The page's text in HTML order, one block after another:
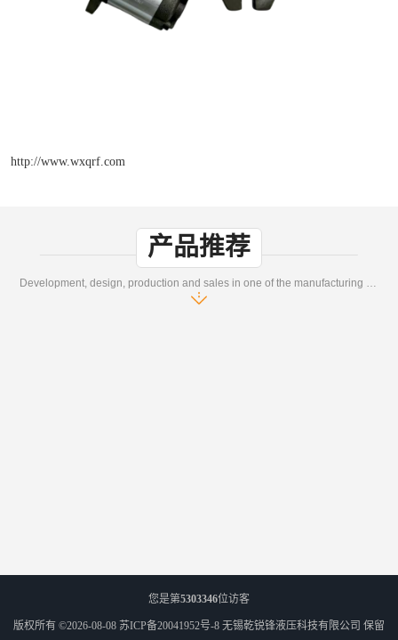
http://www.wxqrf.com
产品推荐
您是第5303346位访客
版权所有 ©2026-08-08 苏ICP备20041952号-8 无锡乾锐锋液压科技有限公司 保留